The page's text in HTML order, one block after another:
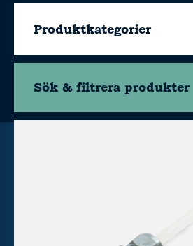
Produktkategorier
Sök & filtrera produkter